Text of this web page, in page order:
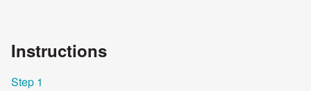
Instructions
Step 1